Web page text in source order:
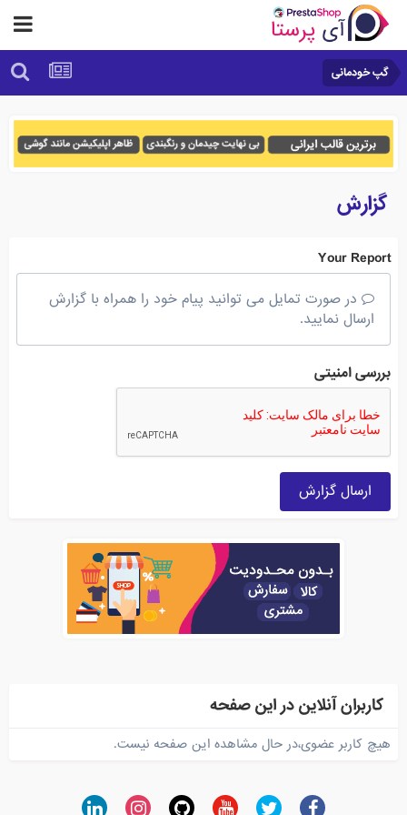
گپ خودمانی
گزارش
Your Report
در صورت تمایل می توانید پیام خود را همراه با گزارش
ارسال نمایید.
بررسی امنیتی
ارسال گزارش
کاربران آنلاین در این صفحه
هیچ کاربر عضوی،در حال مشاهده این صفحه نیست.